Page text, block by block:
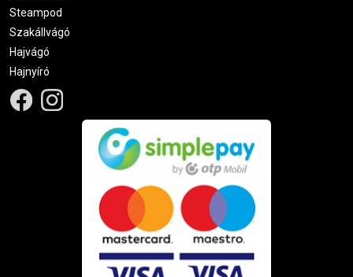
Steampod
Szakállvágó
Hajvágó
Hajnyíró